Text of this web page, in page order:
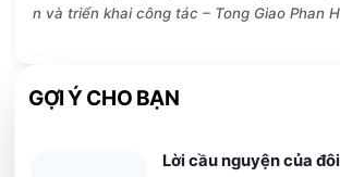
n và triển khai công tác – Tong Giao Phan
GỢI Ý CHO BẠN
Lời cầu nguyện của